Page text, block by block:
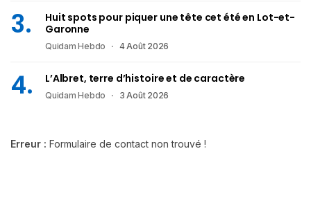
Huit spots pour piquer une tête cet été en Lot-et-
Garonne
Quidam Hebdo 4 Août 2026
L’Albret, terre d’histoire et de caractère
Quidam Hebdo 3 Août 2026
Erreur : Formulaire de contact non trouvé !